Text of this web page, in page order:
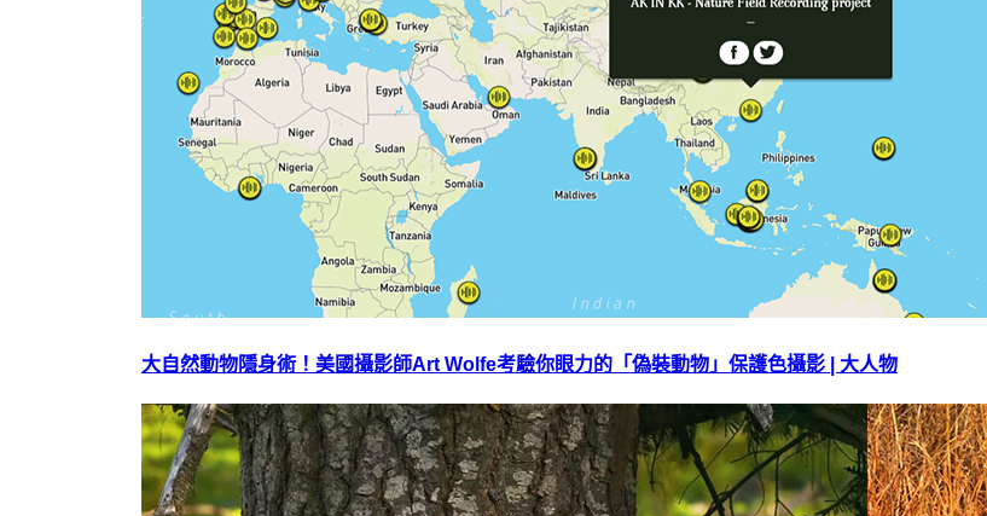
大自然動物隱身術！美國攝影師Art Wolfe考驗你眼力的「偽裝動物」保護色攝影 | 大人物